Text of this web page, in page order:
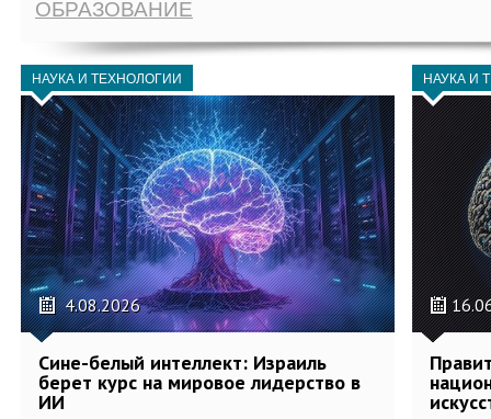
ОБРАЗОВАНИЕ
НАУКА И ТЕХНОЛОГИИ
4.08.2026
Сине-белый интеллект: Израиль
берет курс на мировое лидерство в
ИИ
НАУКА И